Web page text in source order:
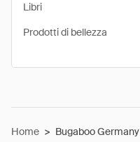
Libri
Prodotti di bellezza
Home > Bugaboo Germany